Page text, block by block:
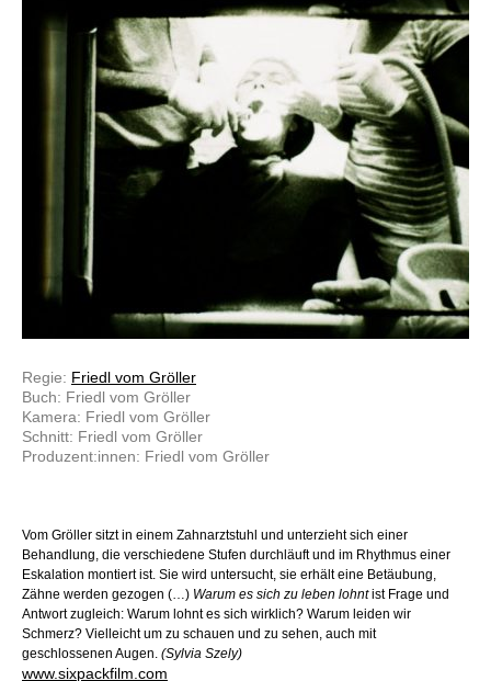
Regie: Friedl vom Gröller
Buch: Friedl vom Gröller
Kamera: Friedl vom Gröller
Schnitt: Friedl vom Gröller
Produzent:innen: Friedl vom Gröller
Vom Gröller sitzt in einem Zahnarztstuhl und unterzieht sich einer
Behandlung, die verschiedene Stufen durchläuft und im Rhythmus einer
Eskalation montiert ist. Sie wird untersucht, sie erhält eine Betäubung,
Zähne werden gezogen (…) Warum es sich zu leben lohntist Frage und
Antwort zugleich: Warum lohnt es sich wirklich? Warum leiden wir
Schmerz? Vielleicht um zu schauen und zu sehen, auch mit
geschlossenen Augen. (Sylvia Szely)
www.sixpackfilm.com